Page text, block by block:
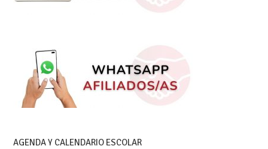
AGENDA Y CALENDARIO ESCOLAR